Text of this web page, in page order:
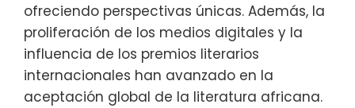
ofreciendo perspectivas únicas. Además, la
proliferación de los medios digitales y la
influencia de los premios literarios
internacionales han avanzado en la
aceptación global de la literatura africana.